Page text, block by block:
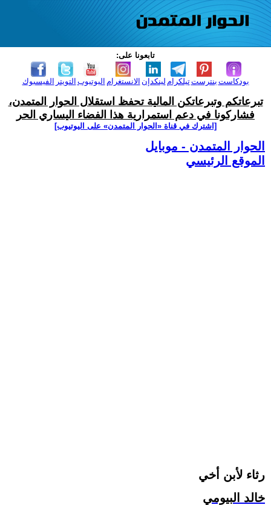
تابعونا على:
الفيسبوك التويتر اليوتيوب الانستغرام لينكدإن تيلكرامبنترست بودكاست
تبرعاتكم وتبرعاتكن المالية تحفظ استقلال الحوار المتمدن،
فشاركونا في دعم استمرارية هذا الفضاء اليساري الحر
[اشترك في قناة ‫«الحوار المتمدن» على اليوتيوب]
الحوار المتمدن - موبايل
الموقع الرئيسي
رثاء لأبن أخي
خالد البيومي